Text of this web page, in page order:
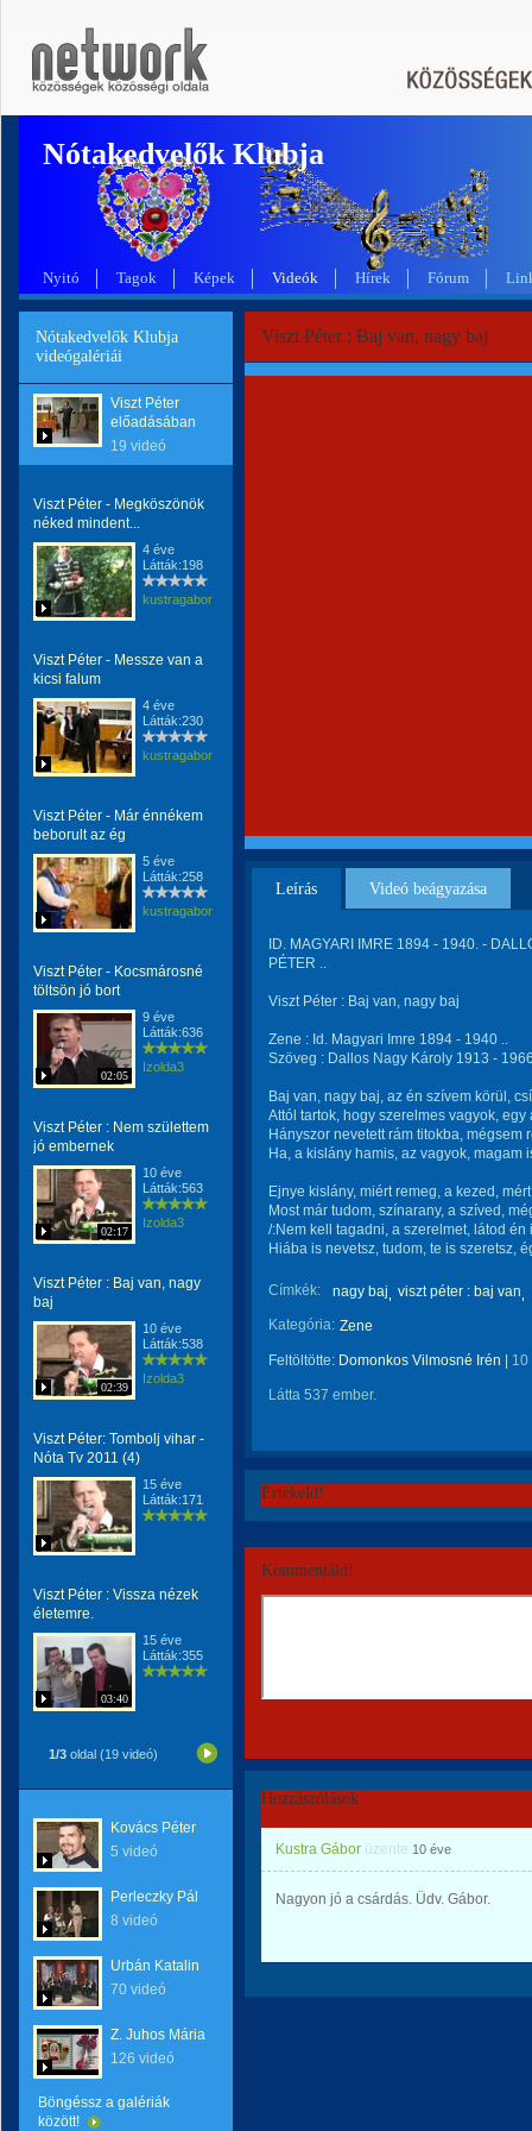
Nótakedvelők Klubja
Nyitó Tagok Képek Videók Hírek Fórum
Nótakedvelők Klubja
videógalériái
Viszt Péter
előadásában
19 videó
Viszt Péter - Megköszönök
néked mindent...
4 éve
Látták:198
kustragabor
Viszt Péter - Messze van a
kicsi falum
4 éve
Látták:230
kustragabor
Viszt Péter - Már énnékem
beborult az ég
5 éve
Látták:258
kustragabor
Viszt Péter - Kocsmárosné
töltsön jó bort
02:05
9 éve
Látták:636
Izolda3
Viszt Péter : Nem születtem
jó embernek
02:17
10 éve
Látták:563
Izolda3
Viszt Péter : Baj van, nagy
baj
02:39
10 éve
Látták:538
Izolda3
Viszt Péter: Tombolj vihar -
Nóta Tv 2011 (4)
15 éve
Látták:171
Viszt Péter : Vissza nézek
életemre.
03:40
15 éve
Látták:355
1/3 oldal (19 videó)
Kovács Péter
5 videó
Perleczky Pál
8 videó
Urbán Katalin
70 videó
Z. Juhos Mária
126 videó
Böngéssz a galériák
között!
Viszt Péter : Baj van, nagy baj
Leírás Videó beágyazása
ID. MAGYARI IMRE 1894 - 1940. -
PÉTER ..
Viszt Péter : Baj van, nagy baj
Zene : Id. Magyari Imre 1894 - 1940 ..
Szöveg : Dallos Nagy Károly 1913 -
Baj van, nagy baj, az én szívem körül,
Attól tartok, hogy szerelmes vagyok, egy
Hányszor nevetett rám titokba, mégsem
Ha, a kislány hamis, az vagyok, magam
Ejnye kislány, miért remeg, a kezed,
Most már tudom, színarany, a szíved,
/:Nem kell tagadni, a szerelmet, látod én
Hiába is nevetsz, tudom, te is szeretsz,
Címkék: nagy baj
viszt péter : baj van
Kategória: Zene
Feltöltötte: Domonkos Vilmosné Irén 10
Látta 537 ember.
Értékeld!
Kommentáld!
Hozzászólások
Kustra Gábor üzente 10 éve
Nagyon jó a csárdás. Üdv. Gábor.